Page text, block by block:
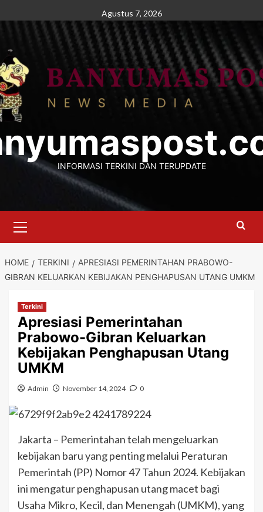
to
Agustus 7, 2026
INFORMASI TERKINI DAN TERUPDATE
Menu
HOME TERKINI
APRESIASI PEMERINTAHAN PRABOWO-
GIBRAN KELUARKAN KEBIJAKAN PENGHAPUSAN UTANG UMKM
Terkini
Apresiasi Pemerintahan
Prabowo-Gibran Keluarkan
Kebijakan Penghapusan Utang
UMKM
Admin November 14, 2024 0
Jakarta – Pemerintahan telah mengeluarkan
kebijakan baru yang penting melalui Peraturan
Pemerintah (PP) Nomor 47 Tahun 2024. Kebijakan
ini mengatur penghapusan utang macet bagi
Usaha Mikro, Kecil, dan Menengah (UMKM), yang